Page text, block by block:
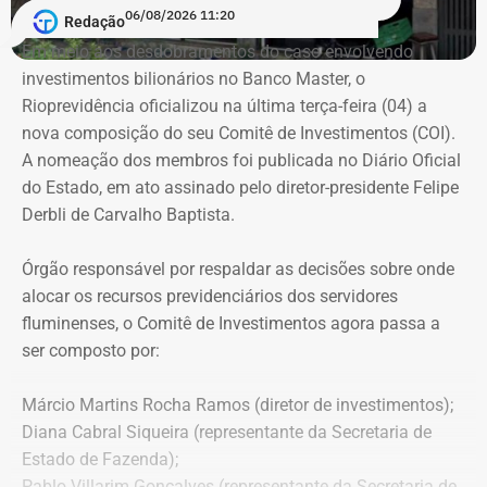
Redação06/08/2026 11:20
Em meio aos desdobramentos do caso envolvendo
investimentos bilionários no Banco Master, o
Rioprevidência oficializou na última terça-feira (04) a
nova composição do seu Comitê de Investimentos (COI).
A nomeação dos membros foi publicada no Diário Oficial
do Estado, em ato assinado pelo diretor-presidente Felipe
Derbli de Carvalho Baptista.
Órgão responsável por respaldar as decisões sobre onde
alocar os recursos previdenciários dos servidores
fluminenses, o Comitê de Investimentos agora passa a
ser composto por:
Márcio Martins Rocha Ramos (diretor de investimentos);
Diana Cabral Siqueira (representante da Secretaria de
Estado de Fazenda);